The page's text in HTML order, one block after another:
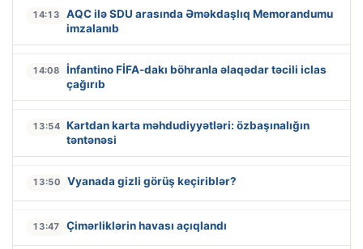
14:13
AQC ilə SDU arasında Əməkdaşlıq Memorandumu
imzalanıb
14:08
İnfantino FİFA-dakı böhranla əlaqədar təcili iclas
çağırıb
13:54 Kartdan karta məhdudiyyətləri: özbaşınalığın
təntənəsi
13:50 Vyanada gizli görüş keçiriblər?
13:47 Çimərliklərin havası açıqlandı